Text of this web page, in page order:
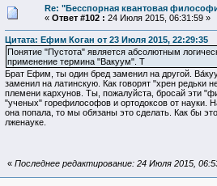
Re: "Бесспорная квантовая
« Ответ #102 : 24 Июля 2015, 06:31:59 »
Цитата: Ефим Коган от 23 Июля 2015, 22:29:35
Понятие "Пустота" является абсолютным
применение термина "Вакуум". Т
Брат Ефим, ты один бред заменил на другой.
заменил на латинскую. Как говорят "хрен
племени кархунов. Ты, пожалуйста, бросай эти
"ученых" горефилософов и ортодоксов от
она попала, то мы обязаны это сделать. Как бы
лженауке.
« Последнее редактирование: 24 Июля 2015,